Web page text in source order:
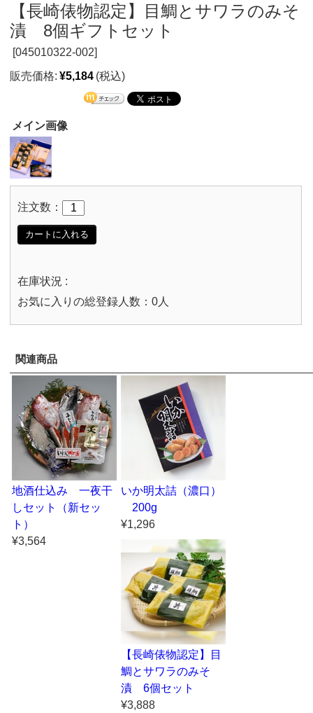
【長崎俵物認定】目鯛とサワラのみそ
漬 8個ギフトセット
[045010322-002]
販売価格: ¥5,184 (税込)
メイン画像
注文数：
カートに入れる
在庫状況 :
お気に入りの総登録人数：0人
関連商品
地酒仕込み 一夜干
しセット（新セッ
ト）
¥3,564
いか明太詰（濃口）
200g
¥1,296
【長崎俵物認定】目
鯛とサワラのみそ
漬 6個セット
¥3,888